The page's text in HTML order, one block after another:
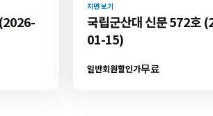
지면 보기
국립군산대 신문 572호
01-15)
일반회원할인가무료